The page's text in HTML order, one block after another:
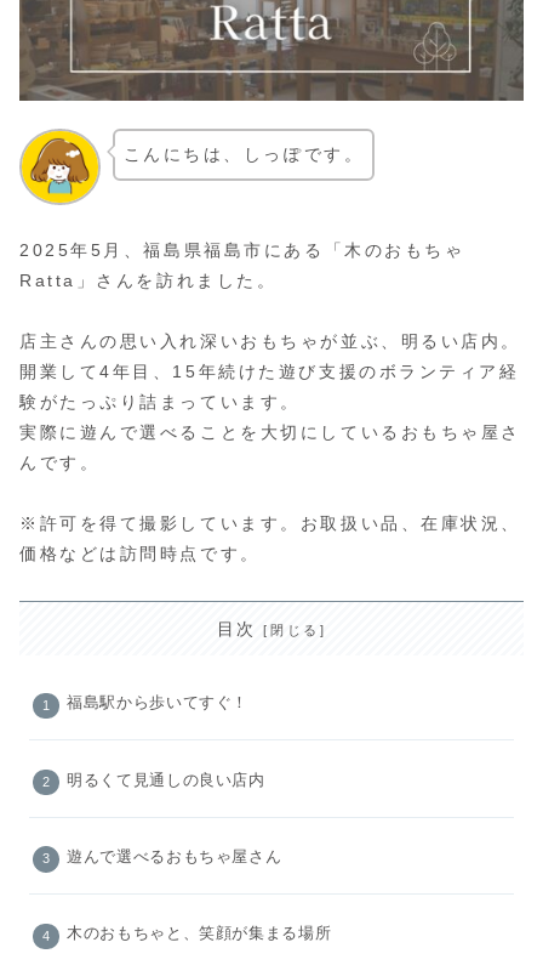
こんにちは、しっぽです。
2025年5月、福島県福島市にある「木のおもちゃ
Ratta」さんを訪れました。
店主さんの思い入れ深いおもちゃが並ぶ、明るい店内。
開業して4年目、15年続けた遊び支援のボランティア経
験がたっぷり詰まっています。
実際に遊んで選べることを大切にしているおもちゃ屋さ
んです。
※許可を得て撮影しています。お取扱い品、在庫状況、
価格などは訪問時点です。
目次
福島駅から歩いてすぐ！
明るくて見通しの良い店内
遊んで選べるおもちゃ屋さん
木のおもちゃと、笑顔が集まる場所